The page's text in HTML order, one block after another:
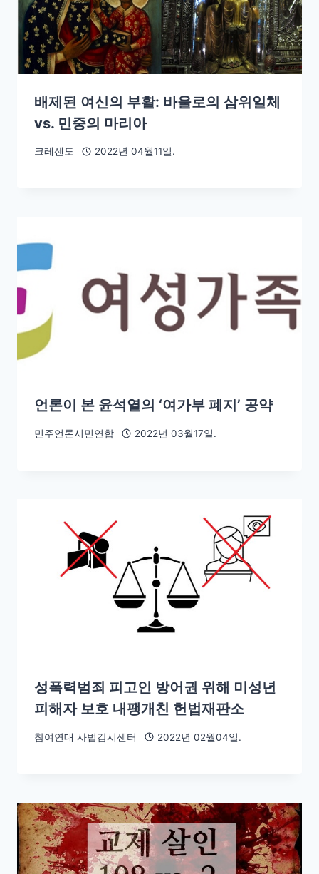
배제된 여신의 부활: 바울로의 삼위일체
vs. 민중의 마리아
크레센도 2022년 04월11일.
언론이 본 윤석열의 ‘여가부 폐지’ 공약
민주언론시민연합 2022년 03월17일.
성폭력범죄 피고인 방어권 위해 미성년
피해자 보호 내팽개친 헌법재판소
참여연대 사법감시센터 2022년 02월04일.